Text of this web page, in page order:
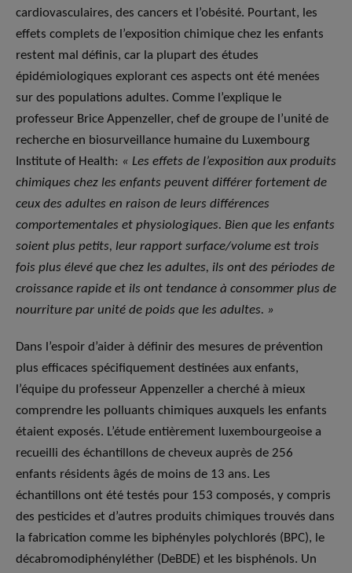
cardiovasculaires, des cancers et l’obésité. Pourtant, les
effets complets de l’exposition chimique chez les enfants
restent mal définis, car la plupart des études
épidémiologiques explorant ces aspects ont été menées
sur des populations adultes. Comme l’explique le
professeur Brice Appenzeller, chef de groupe de l’unité de
recherche en biosurveillance humaine du Luxembourg
Institute of Health: « Les effets de l’exposition aux produits
chimiques chez les enfants peuvent différer fortement de
ceux des adultes en raison de leurs différences
comportementales et physiologiques. Bien que les enfants
soient plus petits, leur rapport surface/volume est trois
fois plus élevé que chez les adultes, ils ont des périodes de
croissance rapide et ils ont tendance à consommer plus de
nourriture par unité de poids que les adultes. »
Dans l’espoir d’aider à définir des mesures de prévention
plus efficaces spécifiquement destinées aux enfants,
l’équipe du professeur Appenzeller a cherché à mieux
comprendre les polluants chimiques auxquels les enfants
étaient exposés. L’étude entièrement luxembourgeoise a
recueilli des échantillons de cheveux auprès de 256
enfants résidents âgés de moins de 13 ans. Les
échantillons ont été testés pour 153 composés, y compris
des pesticides et d’autres produits chimiques trouvés dans
la fabrication comme les biphényles polychlorés (BPC), le
décabromodiphényléther (DeBDE) et les bisphénols. Un